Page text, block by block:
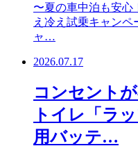
〜夏の車中泊も安心
え冷え試乗キャン
ャ…
2026.07.17
コンセント
トイレ「ラ
用バッテ…